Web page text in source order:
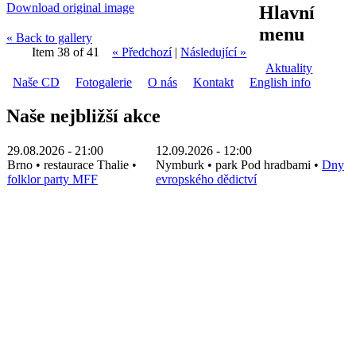
Download original image
« Back to gallery
Item 38 of 41
« Předchozí|Následující »
Hlavní
menu
Aktuality
Naše CD
Fotogalerie O nás Kontakt English info
Naše nejbližší akce
29.08.2026 - 21:00
Brno • restaurace Thalie •
folklor party MFF
12.09.2026 - 12:00
Nymburk • park Pod hradbami • Dny
evropského dědictví